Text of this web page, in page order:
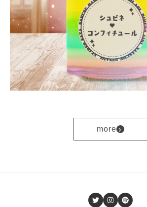
more ›